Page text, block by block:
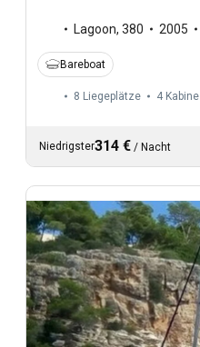
Lagoon, 380 2005
Bareboat
8 Liegeplätze 4 Kabine
Niedrigster314 € / Nacht